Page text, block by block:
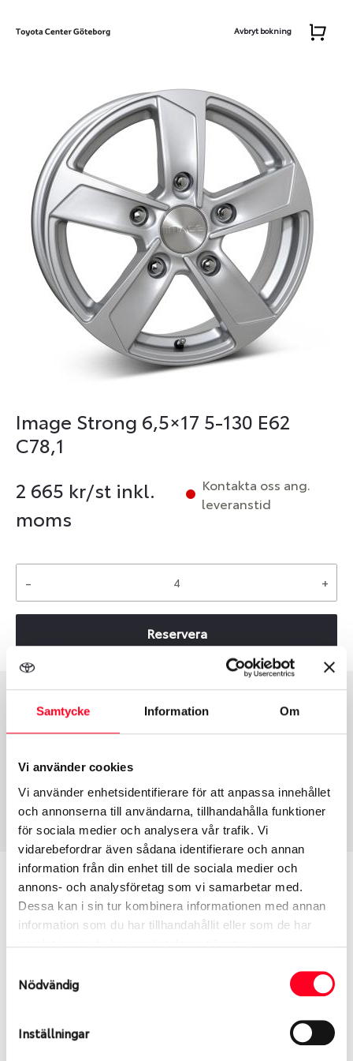
Samtycke Information Om
Vi använder cookies
Vi använder enhetsidentifierare för att anpassa innehållet
och annonserna till användarna, tillhandahålla funktioner
för sociala medier och analysera vår trafik. Vi
vidarebefordrar även sådana identifierare och annan
information från din enhet till de sociala medier och
annons- och analysföretag som vi samarbetar med.
Dessa kan i sin tur kombinera informationen med annan
information som du har tillhandahållit eller som de har
Nödvändig
Inställningar
Avbryt bokning
Image Strong 6,5×17 5-130 E62
C78,1
2 665 kr/st inkl.
moms
Kontakta oss ang.
leveranstid
- +
Reservera
Group
Fälg PV/C LM
Tum
17
62
Centre Diameter
130
Art nummer
7701
Passar denna fälg min bil?
Ange registreringsnummer för att se om den fälg
Ibland kan fälgen ha bytts ut under årens lopp och
inte vara samma dimension som bilen hade ut från